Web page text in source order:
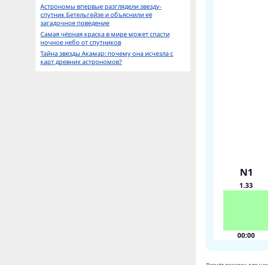
00:00
1.33
N1
Астрономы впервые разглядели звезду-
спутник Бетельгейзе и объяснили её
загадочное поведение
Самая чёрная краска в мире может спасти
ночное небо от спутников
Тайна звезды Акамар: почему она исчезла с
карт древних астрономов?